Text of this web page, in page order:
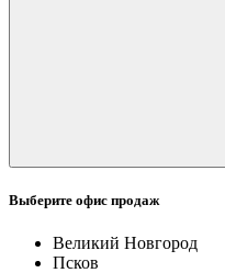
Выберите офис продаж
Великий Новгород
Псков